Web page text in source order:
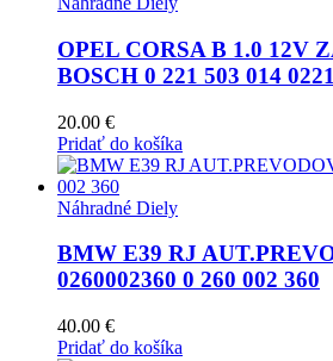
OPEL CORSA B 1.0 12V
BOSCH 0 221 503 014
20.00 €
Pridať do košíka
Náhradné Diely
BMW E39 RJ
0260002360 0 260 002 360
40.00 €
Pridať do košíka